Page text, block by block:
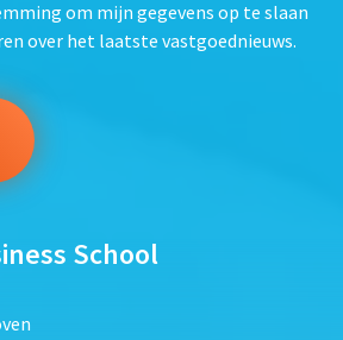
om mijn gegevens op te slaan
over het laatste vastgoednieuws.
School